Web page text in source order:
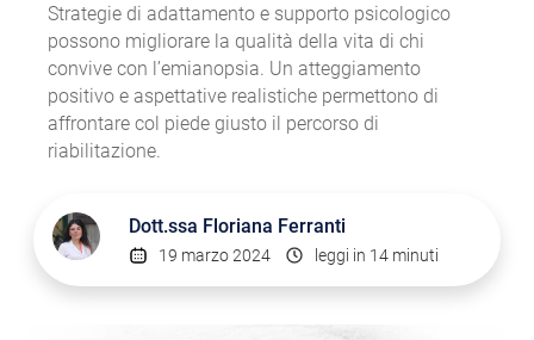
Strategie di adattamento e supporto psicologico
possono migliorare la qualità della vita di chi
convive con l’emianopsia. Un atteggiamento
positivo e aspettative realistiche permettono di
affrontare col piede giusto il percorso di
riabilitazione.
Dott.ssa Floriana Ferranti
19 marzo 2024 leggi in 14 minuti